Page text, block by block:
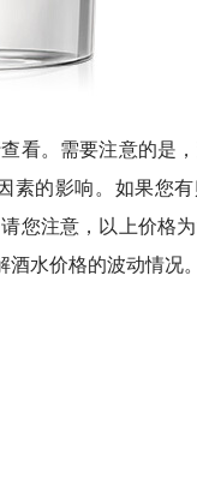
看。需要注意的是
素的影响。如果您
您注意，以上价格
水价格的波动情况。